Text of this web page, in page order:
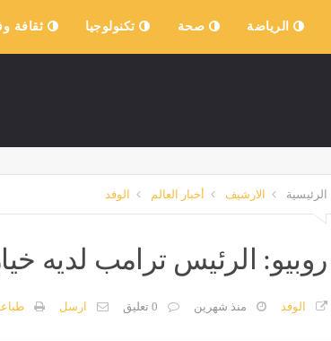
الرياضة صحة تكنولوجيا ثقافة
الرئيسية الارشيف أخبار العالم الوفد
روبيو: الرئيس ترامب لديه
الوفد منذ شهرين 0 تعليق ارسل